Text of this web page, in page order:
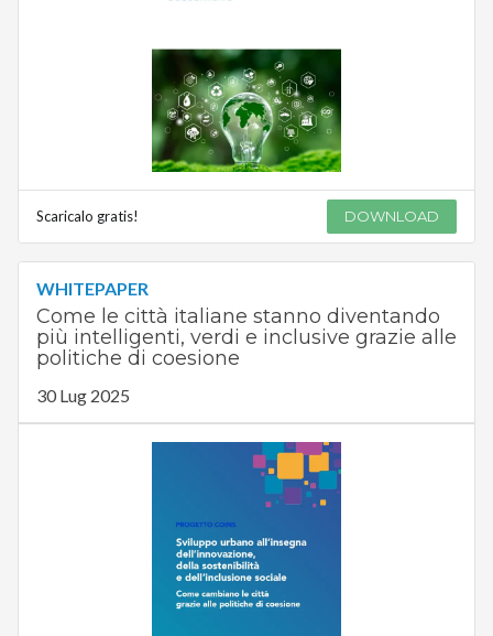
Scaricalo gratis! DOWNLOAD
WHITEPAPER
Come le città italiane stanno diventando
più intelligenti, verdi e inclusive grazie alle
politiche di coesione
30 Lug 2025